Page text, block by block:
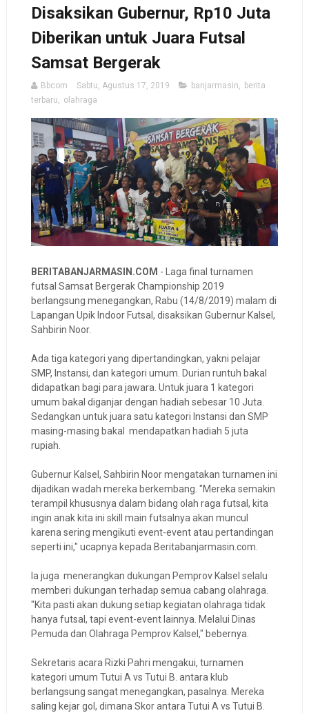
Disaksikan Gubernur, Rp10 Juta
Diberikan untuk Juara Futsal
Samsat Bergerak
Bbcom Sabtu, Agustus 17, 2019 banjarmasin, berita
terbaru, olahraga
BERITABANJARMASIN.COM - Laga final turnamen
futsal Samsat Bergerak Championship 2019
berlangsung menegangkan, Rabu (14/8/2019) malam di
Lapangan Upik Indoor Futsal, disaksikan Gubernur Kalsel,
Sahbirin Noor.
Ada tiga kategori yang dipertandingkan, yakni pelajar
SMP, Instansi, dan kategori umum. Durian runtuh bakal
didapatkan bagi para jawara. Untuk juara 1 kategori
umum bakal diganjar dengan hadiah sebesar 10 Juta.
Sedangkan untuk juara satu kategori Instansi dan SMP
masing-masing bakal mendapatkan hadiah 5 juta
rupiah.
Gubernur Kalsel, Sahbirin Noor mengatakan turnamen ini
dijadikan wadah mereka berkembang. "Mereka semakin
terampil khususnya dalam bidang olah raga futsal, kita
ingin anak kita ini skill main futsalnya akan muncul
karena sering mengikuti event-event atau pertandingan
seperti ini," ucapnya kepada Beritabanjarmasin.com.
Ia juga menerangkan dukungan Pemprov Kalsel selalu
memberi dukungan terhadap semua cabang olahraga.
"Kita pasti akan dukung setiap kegiatan olahraga tidak
hanya futsal, tapi event-event lainnya. Melalui Dinas
Pemuda dan Olahraga Pemprov Kalsel," bebernya.
Sekretaris acara Rizki Pahri mengakui, turnamen
kategori umum Tutui A vs Tutui B. antara klub
berlangsung sangat menegangkan, pasalnya. Mereka
saling kejar gol, dimana Skor antara Tutui A vs Tutui B.